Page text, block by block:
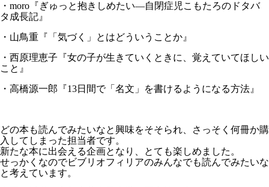
・moro『ぎゅっと抱きしめたい―自閉症児こもたろのドタバ
タ成長記』
・山鳥重『「気づく」とはどういうことか』
・西原理恵子『女の子が生きていくときに、覚えていてほしい
こと』
・高橋源一郎『13日間で「名文」を書けるようになる方法』
どの本も読んでみたいなと興味をそそられ、さっそく何冊か購
入してしまった担当者です。
新たな本に出会える企画となり、とても楽しめました。
せっかくなのでビブリオフィリアのみんなでも読んでみたいな
と考えています。